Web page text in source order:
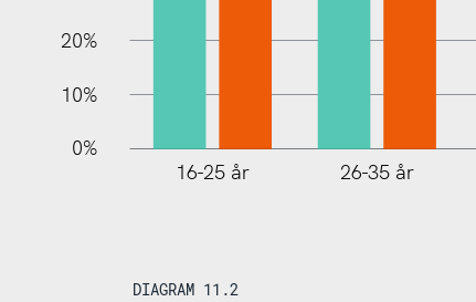
20%
10%
0%
16-25 år 26-35 år
DIAGRAM 11.2